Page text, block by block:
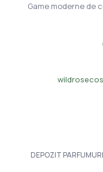
Game moderne de
DEPOZIT